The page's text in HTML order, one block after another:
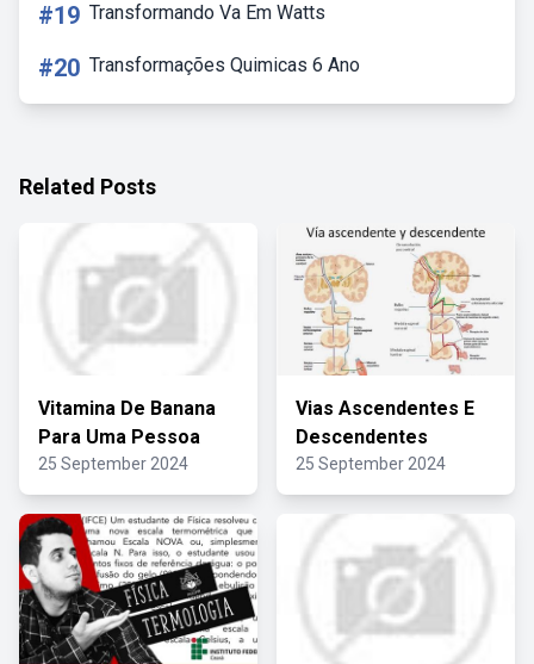
#19 Transformando Va Em Watts
#20 Transformações Quimicas 6 Ano
Related Posts
Vitamina De Banana
Para Uma Pessoa
25 September 2024
Vias Ascendentes E
Descendentes
25 September 2024